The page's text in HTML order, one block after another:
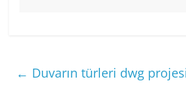
← Duvarın türleri dwg projesi